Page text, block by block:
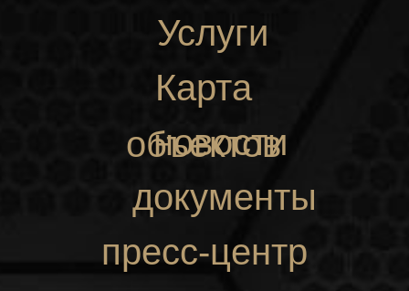
новости
Карта
объектов
пресс-центр
документы
Услуги